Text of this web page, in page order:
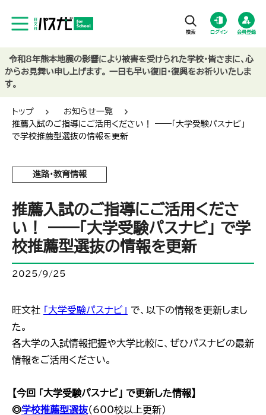
ログイン 会員登録
トップ
お知らせ一覧
推薦入試のご指導にご活用ください！ ――「大学受験パスナビ」
で学校推薦型選抜の情報を更新
進路・教育情報
推薦入試のご指導にご活用くださ
い！ ――「大学受験パスナビ」 で学
校推薦型選抜の情報を更新
2025/9/25
旺文社 「大学受験パスナビ」 で、以下の情報を更新しまし
た。
各大学の入試情報把握や大学比較に、ぜひパスナビの最新
情報をご活用ください。
【今回 「大学受験パスナビ」 で更新した情報】
◎学校推薦型選抜（600校以上更新）
令和8年熊本地震の影響により被害を受けられた学校・皆さまに、心
からお見舞い申し上げます。 一日も早い復旧・復興をお祈りいたしま
す。